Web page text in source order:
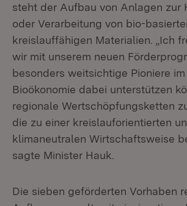
steht der Aufbau von Anlagen zur
oder Verarbeitung von bio-
kreislauffähigen Materialien. „Ich
wir mit unserem neuen
besonders weitsichtige Pioniere
Bioökonomie dabei unterstützen
regionale Wertschöpfungsketten
die zu einer kreislauforientierten
klimaneutralen Wirtschaftsweise
sagte Minister Hauk.
Die sieben geförderten Vorhaben